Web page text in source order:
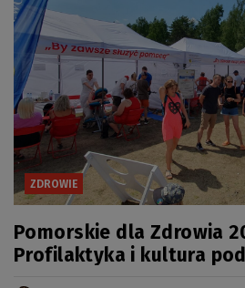
ZDROWIE
Pomorskie dla Zdrowia
Profilaktyka i kultura